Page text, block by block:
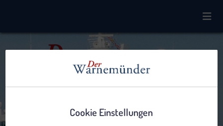
Cookie Einstellungen